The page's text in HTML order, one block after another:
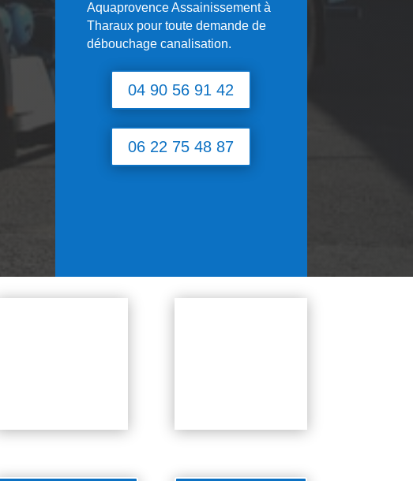
Aquaprovence Assainissement à
Tharauxpour toute demande de
débouchage canalisation.
04 90 56 91 42
06 22 75 48 87